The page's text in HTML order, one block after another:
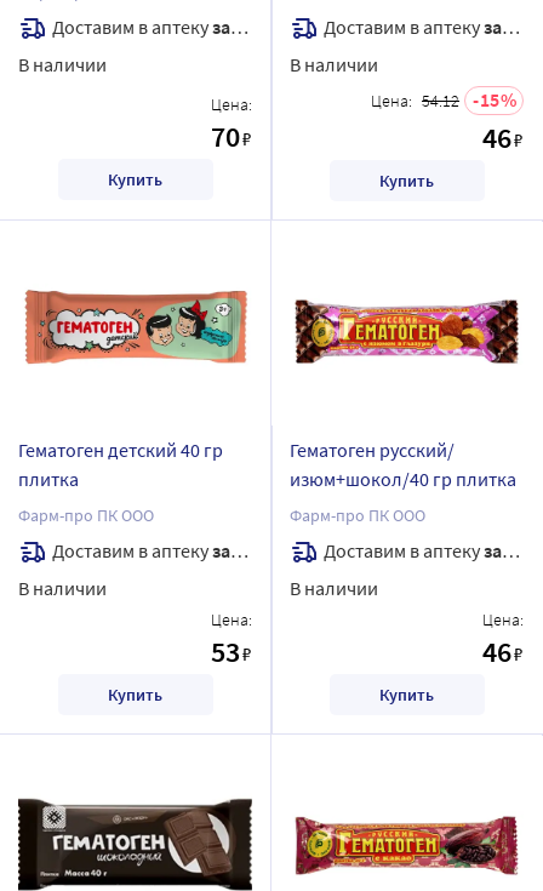
Доставим в аптекузавтра
В наличии
Цена:
70₽
Купить
Доставим в аптекузавтра
В наличии
Цена: 54.12 15
46₽
Купить
Гематоген детский 40 гр
плитка
Фарм-про ПК ООО
Доставим в аптекузавтра
В наличии
Цена:
53₽
Купить
Гематоген русский/
изюм+шокол/40 гр плитка
Фарм-про ПК ООО
Доставим в аптекузавтра
В наличии
Цена:
46₽
Купить